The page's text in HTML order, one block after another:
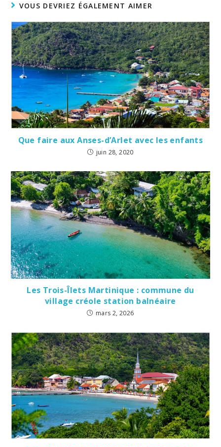
VOUS DEVRIEZ ÉGALEMENT AIMER
Que faire aux Anses-d’Arlet avec les enfants
juin 28, 2020
Les Trois-Îlets Martinique : commune du
village créole station balnéaire
mars 2, 2026